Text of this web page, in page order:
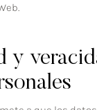
y